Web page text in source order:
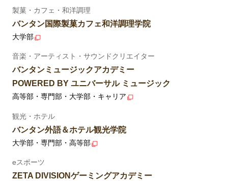
製菓・カフェ・和洋調理
バンタン国際製菓カフェ和洋調理学院
大学部
音楽・アーティスト・サウンドクリエイター
バンタンミュージックアカデミー
POWERED BY ユニバーサル ミュージック
高等部・専門部・大学部・キャリア
観光・ホテル
バンタン外語＆ホテル観光学院
大学部・専門部・高等部
eスポーツ
ZETA DIVISIONゲーミングアカデミー